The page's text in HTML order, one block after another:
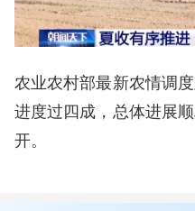
农业农村部最新农情调
进度过四成，总体进展
开。